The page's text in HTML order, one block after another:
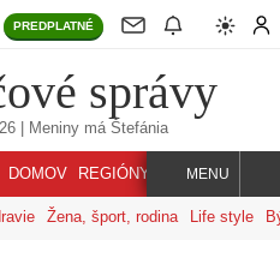
PREDPLATNÉ
správy
| Meniny má Štefánia
DOMOV REGIÓNY INDEX SVET
MENU
Žena, šport, rodina Life style